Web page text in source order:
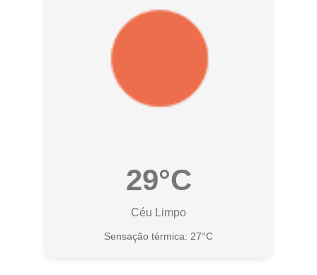
29°C
Céu Limpo
Sensação térmica: 27°C